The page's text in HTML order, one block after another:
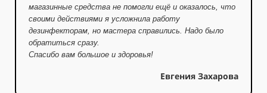
магазинные средства не помогли ещё и оказалось, что
своими действиями я усложнила работу
дезинфекторам, но мастера справились. Надо было
обратиться сразу.
Спасибо вам большое и здоровья!
Евгения Захарова